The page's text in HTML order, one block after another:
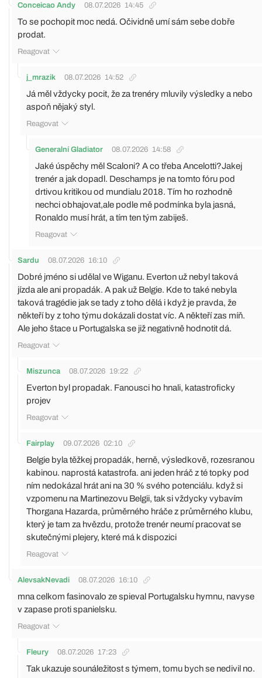
Conceicao Andy 08.07.2026 14:45
To se pochopit moc nedá. Očividně umí sám sebe dobře
prodat.
Reagovat
j_mrazik 08.07.2026 14:52
Já měl vždycky pocit, že za trenéry mluvily výsledky a nebo
aspoň nějaký styl.
Reagovat
Generalní Gladiator 08.07.2026 14:58
Jaké úspěchy měl Scaloni? A co třeba Ancelotti?Jakej
trenér a jak dopadl. Deschamps je na tomto fóru pod
drtivou kritikou od mundialu 2018. Tím ho rozhodně
nechci obhajovat,ale podle mě podmínka byla jasná,
Ronaldo musí hrát, a tím ten tým zabiješ.
Reagovat
Sardu 08.07.2026 16:10
Dobré jméno si udělal ve Wiganu. Everton už nebyl taková
jízda ale ani propadák. A pak už Belgie. Kde to také nebyla
taková tragédie jak se tady z toho dělá i když je pravda, že
někteří by z toho týmu dokázali dostat víc. A někteří zas míň.
Ale jeho štace u Portugalska se již negativně hodnotit dá.
Reagovat
Miszunca 08.07.2026 19:22
Everton byl propadak. Fanousci ho hnali, katastroficky
projev
Reagovat
Fairplay 09.07.2026 02:10
Belgie byla těžkej propadák, herně, výsledkově, rozesranou
kabinou. naprostá katastrofa. ani jeden hráč z té topky pod
ním nedokázal hrát ani na 30 % svého potenciálu. když si
vzpomenu na Martinezovu Belgii, tak si vždycky vybavím
Thorgana Hazarda, průměrného hráče z průměrného klubu,
který je tam za hvězdu, protože trenér neumí pracovat se
skutečnými plejery, které má k dispozici
Reagovat
AlevsakNevadi 08.07.2026 16:10
mna celkom fasinovalo ze spieval Portugalsku hymnu, navyse
v zapase proti spanielsku.
Reagovat
Fleury 08.07.2026 17:23
Tak ukazuje sounáležitost s týmem, tomu bych se nedivil no.